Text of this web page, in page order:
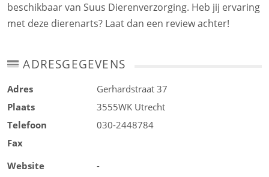
beschikbaar van Suus Dierenverzorging. Heb jij ervaring
met deze dierenarts? Laat dan een review achter!
ADRESGEGEVENS
Adres
Gerhardstraat 37
Plaats
3555WK Utrecht
Telefoon
030-2448784
Fax
Website
-